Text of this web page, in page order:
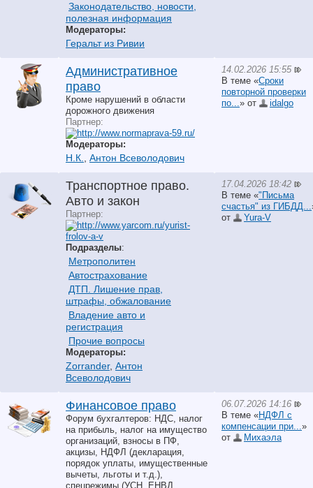
Законодательство, новости,
полезная информация
Модераторы:
Геральт из Ривии
Административное
право
Кроме нарушений в области
дорожного движения
Партнер:
Модераторы:
Н.К. Антон Всеволодович
14.02.2026 15:55
В теме «Сроки
повторной проверки
по... » от idalgo
Транспортное право.
Авто и закон
Партнер:
Подразделы:
Метрополитен
Автострахование
ДТП. Лишение прав,
штрафы, обжалование
Владение авто и
регистрация
Прочие вопросы
Модераторы:
Zorrander, Антон
Всеволодович
17.04.2026 18:42
В теме «"Письма
счастья" из ГИБДД...
от
Yura-V
Финансовое право
Форум бухгалтеров: НДС, налог
на прибыль, налог на имущество
организаций, взносы в ПФ,
акцизы, НДФЛ (декларация,
порядок уплаты, имущественные
вычеты, льготы и т.д.),
спецрежимы (УСН, ЕНВД,
06.07.2026 14:16
В теме «НДФЛ с
компенсации при... »
от
Михаэла